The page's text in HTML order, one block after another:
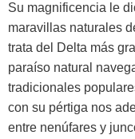
Su magnificencia le
maravillas naturales
trata del Delta más
paraíso natural
tradicionales
con su pértiga nos
entre nenúfares y